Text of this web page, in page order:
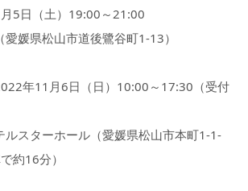
5日（土）19:00～21:00
媛県松山市道後鷺谷町1-13）
年11月6日（日）10:00～17:30（受付
ルスターホール（愛媛県松山市本町1-1-
約16分）